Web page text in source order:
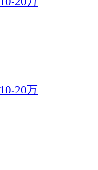
10-20万